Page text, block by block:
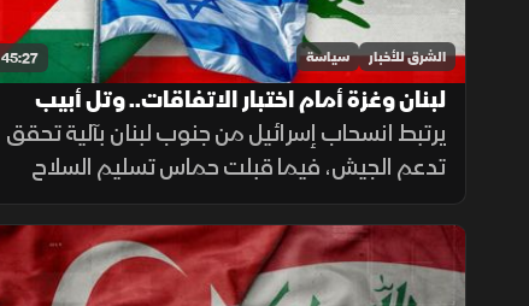
45:27 الشرق للأخبار سياسة
لبنان وغزة أمام اختبار الاتفاقات.. وتل أبيب
تمسك بمفتاح التنفيذ
يرتبط انسحاب إسرائيل من جنوب لبنان بآلية تحقق
تدعم الجيش، فيما قبلت حماس تسليم السلاح
تحت ضغط إنساني ووساطات. ويبقى نجاح
المسارين مرهونا بالضغط الأميركي على تل أبيب.